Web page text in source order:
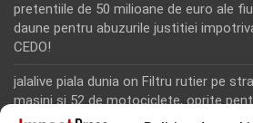
pretentiile de 50 milioane de euro ale
daune pentru abuzurile justitiei
CEDO!
jalalive piala dunia on Filtru rutier pe
masini si 52 de motociclete, oprite